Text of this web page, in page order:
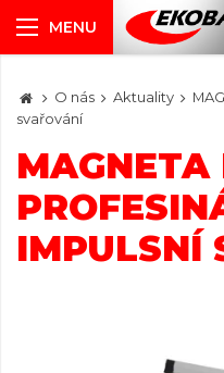
O nás Aktuality
svařování
MAGNETA
IMPULSNÍ